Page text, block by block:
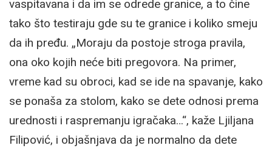
vaspitavana i da im se odrede granice, a to čine
tako što testiraju gde su te granice i koliko smeju
da ih pređu. „Moraju da postoje stroga pravila,
ona oko kojih neće biti pregovora. Na primer,
vreme kad su obroci, kad se ide na spavanje, kako
se ponaša za stolom, kako se dete odnosi prema
urednosti i raspremanju igračaka…“, kaže Ljiljana
Filipović, i objašnjava da je normalno da dete